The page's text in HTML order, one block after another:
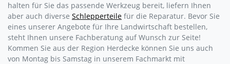
halten für Sie das passende Werkzeug bereit, liefern Ihnen
aber auch diverse Schlepperteile für die Reparatur. Bevor Sie
eines unserer Angebote für Ihre Landwirtschaft bestellen,
steht Ihnen unsere Fachberatung auf Wunsch zur Seite!
Kommen Sie aus der Region Herdecke können Sie uns auch
von Montag bis Samstag in unserem Fachmarkt mit